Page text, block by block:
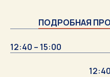
ПОДРОБНАЯ
12:40 – 15:00